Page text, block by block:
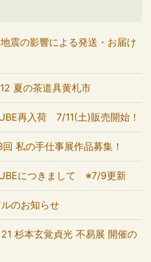
震の影響による発送・お届け
夏の茶道具黄札市
再入荷 7/11(土)販売開始！
私の手仕事展作品募集！
につきまして ※7/9更新
のお知らせ
21 杉本玄覚貞光 不易展 開催の